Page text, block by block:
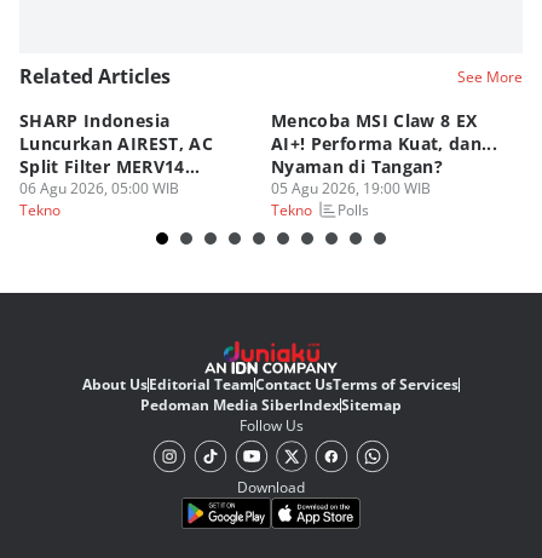
Related Articles See More
SHARP Indonesia
Luncurkan AIREST, AC
Split Filter MERV14
Perdana!
06 Agu 2026, 05:00 WIB
Tekno
Mencoba MSI Claw 8 EX
AI+! Performa Kuat, dan...
Nyaman di Tangan?
05 Agu 2026, 19:00 WIB
Tekno
Polls
About UsEditorial TeamContact UsTerms of Services
Pedoman Media SiberIndexSitemap
Follow Us
Download